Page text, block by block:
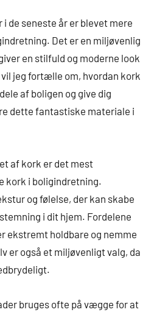
de seneste år er blevet mere
Det er en miljøvenlig
en stilfuld og moderne look
jeg fortælle om, hvordan kork
af boligen og give dig
dette fantastiske materiale i
af kork er det mest
kork i boligindretning.
og følelse, der kan skabe
i dit hjem. Fordelene
ekstremt holdbare og nemme
er også et miljøvenligt valg, da
bruges ofte på vægge for at